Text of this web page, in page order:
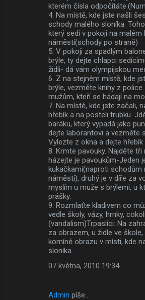
kterém čísla
4. Na místě, kde jste našli
schody malého sloníka.
který sedí v pokoji na malém
náměstí(schody po straně)
5. V pokoji za spadlým
brýle, ty dejte chlapci
židli- dá vám olympijskou
6. Z na stejném místě, kde
brýle, vezměte knihy z
mužům, kteří se hádají na
7. Na místě, kde jste začali,
hřebík a na posteli trubku.
baráku, který vypadá jako
dejte laborantovi a vezměte
Vylezte z okna a dejte hřebík
8. Krmte pavouky. Najděte
házejte je pavoukům-Jeden
kukačkami(naproti schodům
náměstí), druhý je v díře za
myslím u muže s brýlemi, u
prášky.
9. Rozmlaťte kladivem co
vedle školy, vázy, hrnky,
(vandalism)Trpaslíci: Na
za obrazem, u židle ve
komíně obrazu v místi, kde
sloníka
07 května, 2010 19:34
Admin píše…